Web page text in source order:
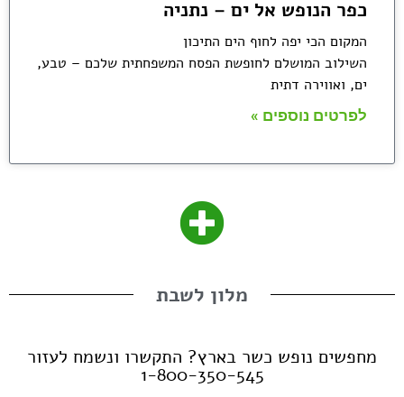
כפר הנופש אל ים – נתניה
המקום הכי יפה לחוף הים התיכון
השילוב המושלם לחופשת הפסח המשפחתית שלכם – טבע,
ים, ואווירה דתית
לפרטים נוספים »
מלון לשבת
מחפשים נופש כשר בארץ? התקשרו ונשמח לעזור
1-800-350-545